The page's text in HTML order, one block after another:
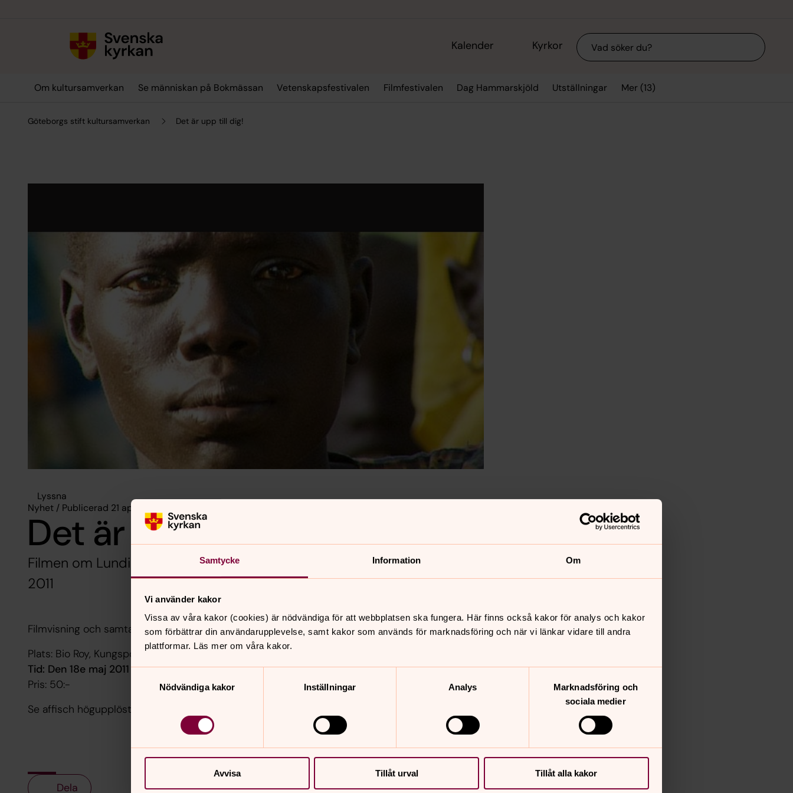
Samtycke Information Om
Vi använder kakor
Vissa av våra kakor (cookies) är nödvändiga för att webbplatsen ska fungera. Här finns också kakor för analys och kakor
som förbättrar din användarupplevelse, samt kakor som används för marknadsföring och när vi länkar vidare till andra
plattformar. Läs mer om våra kakor.
Nödvändiga kakor
Inställningar Analys
Marknadsföring och
sociala medier
Avvisa Tillåt urval Tillåt alla kakor
Kalender Kyrkor Sök
Om kultursamverkan Se människan på Bokmässan Vetenskapsfestivalen Filmfestivalen Dag Hammarskjöld Utställningar Mer (13)
Göteborgs stift kultursamverkan Det är upp till dig!
Lyssna
Nyhet / Publicerad 21 april 2011 / Ändrad 8 mars 2016
Det är upp till dig!
Filmen om Lundin Petroleum och Carl Bildt av Maj Wechselmann
2011
Filmvisning och samtal med Maj Wechselmann
Plats: Bio Roy, Kungsportsavenyn 45.
Tid: Den 18e maj 2011 kl. 18:00 till 20:45.
Pris: 50:-
Se affisch högupplöst
Dela